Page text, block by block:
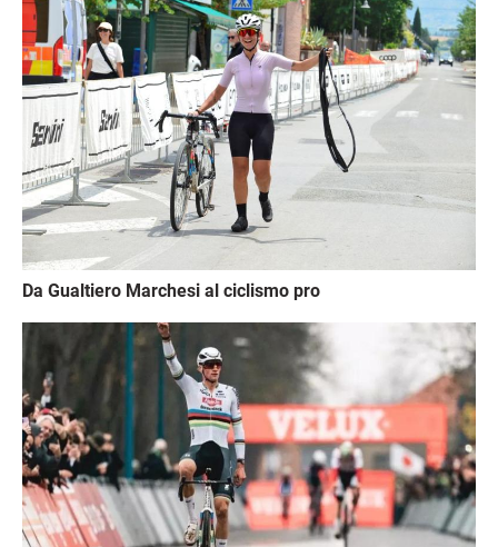
Da Gualtiero Marchesi al ciclismo pro